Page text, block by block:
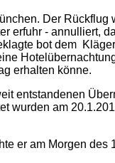
Der Rückflug
erfuhr - annulliert,
bot dem
erhalten könne.
entstandenen
wurden am
er am Morgen des